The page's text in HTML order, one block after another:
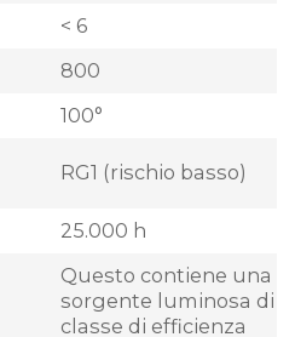
< 6
800
100°
RG1 (rischio basso)
25.000 h
Questo contiene una
sorgente luminosa di
classe di efficienza